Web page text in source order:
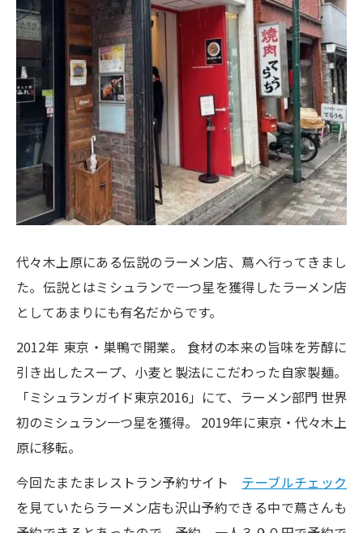
代々木上原にある伝説のラーメン店、蔦へ行ってきまし
た。伝説とはミシュランで一つ星を獲得したラーメン店
としてあまりにも有名だからです。
2012年 東京・巣鴨で開業。 食材の本来の旨味を芳醇に
引き出したスープ、小麦と製法にこだわった自家製麺。
「ミシュランガイド東京2016」にて、ラーメン部門 世界
初のミシュラン一つ星を獲得。 2019年に東京・代々木上
原に移転。
今回たまたまレストラン予約サイト テーブルチェック
を見ていたらラーメン店も沢山予約できる中で蔦さんも